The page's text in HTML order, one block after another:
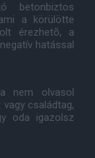
betonbiztos
a körülötte
érezhetõ, a
hatással
nem olvasol
családtag,
oda igazolsz